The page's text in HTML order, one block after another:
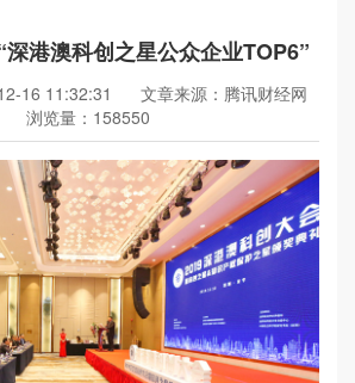
港澳科创之星公众企业TOP6”
16 11:32:31
文章来源：腾讯财经网
浏览量：158550